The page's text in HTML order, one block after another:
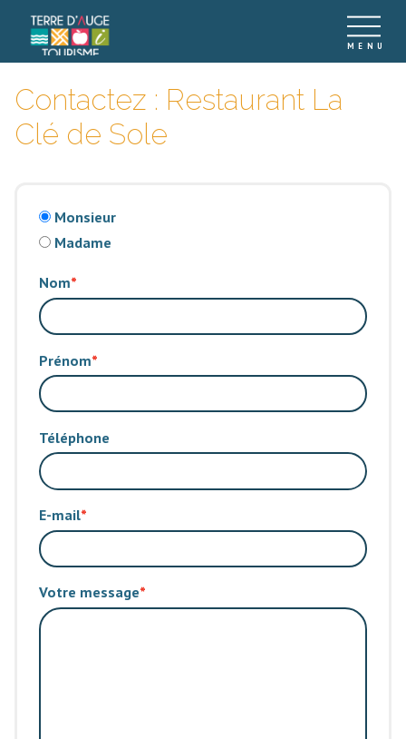
Contactez : Restaurant La
Clé de Sole
Monsieur
Madame
Nom
Prénom
Téléphone
E-mail
Votre message